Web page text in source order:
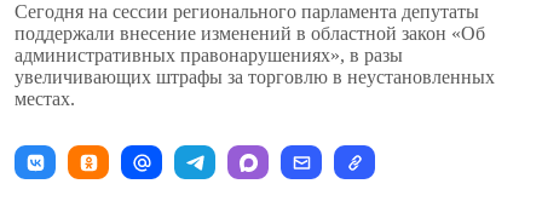
Сегодня на сессии регионального парламента депутаты
поддержали внесение изменений в областной закон «Об
административных правонарушениях», в разы
увеличивающих штрафы за торговлю в неустановленных
местах.